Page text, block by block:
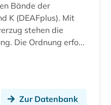
(2)
Bände der
K (DEAFplus). Mit
stehen die
Die Ordnung erfo...
Zur Datenbank